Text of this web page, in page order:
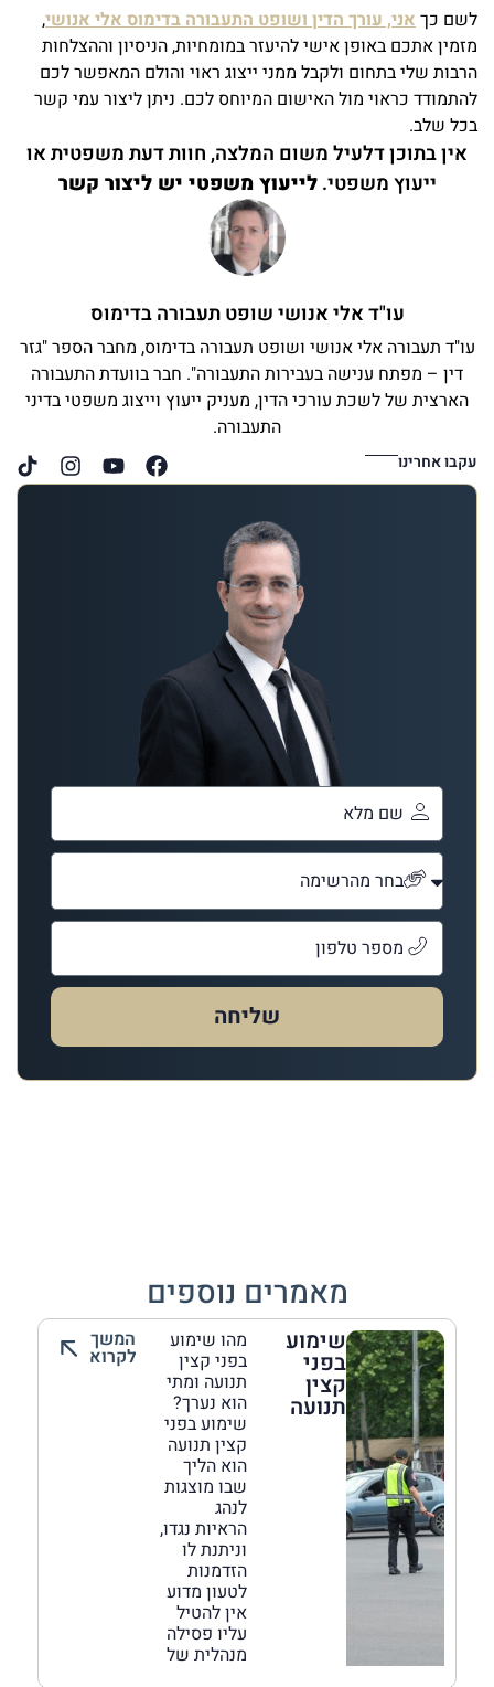
לשם כךאני, עורך הדין ושופט התעבורה בדימוס אלי אנושי,
מזמין אתכם באופן אישי להיעזר במומחיות, הניסיון וההצלחות
הרבות שלי בתחום ולקבל ממני ייצוג ראוי והולם המאפשר לכם
להתמודד כראוי מול האישום המיוחס לכם. ניתן ליצור עמי קשר
בכל שלב.
אין בתוכן דלעיל משום המלצה, חוות דעת משפטית או
ייעוץ משפטי.לייעוץ משפטי יש ליצור קשר
עו"ד אלי אנושי שופט תעבורה בדימוס
עו"ד תעבורה אלי אנושי ושופט תעבורה בדימוס, מחבר הספר "גזר
דין – מפתח ענישה בעבירות התעבורה". חבר בוועדת התעבורה
הארצית של לשכת עורכי הדין, מעניק ייעוץ וייצוג משפטי בדיני
התעבורה.
עקבו אחרינו
שליחה
מאמרים נוספים
שימוע
בפני
קצין
תנועה
מהו שימוע
בפני קצין
תנועה ומתי
הוא נערך?
שימוע בפני
קצין תנועה
הוא הליך
שבו מוצגות
לנהג
הראיות נגדו,
וניתנת לו
הזדמנות
לטעון מדוע
אין להטיל
עליו פסילה
מנהלית של
המשך
לקרוא